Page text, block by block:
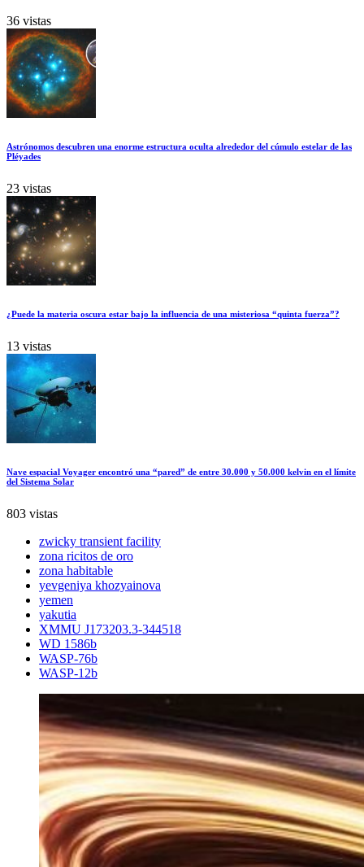
36 vistas
Astrónomos descubren una enorme estructura oculta alrededor del cúmulo estelar de las
Pléyades
23 vistas
¿Puede la materia oscura estar bajo la influencia de una misteriosa “quinta fuerza”?
13 vistas
Nave espacial Voyager encontró una “pared” de entre 30.000 y 50.000 kelvin en el límite
del Sistema Solar
803 vistas
zwicky transient facility
zona ricitos de oro
zona habitable
yevgeniya khozyainova
yemen
yakutia
XMMU J173203.3-344518
WD 1586b
WASP-76b
WASP-12b